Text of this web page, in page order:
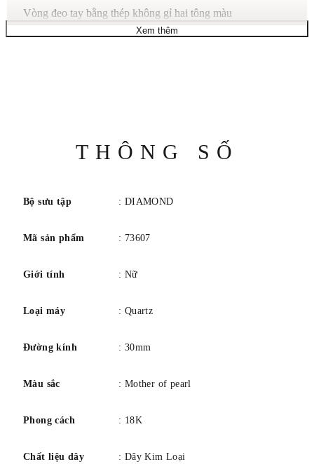
Vòng đeo tay bằng thép không gỉ hai tông màu
Vỏ tròn có viền kim cương, 30 mm
Bảo hành giới hạn ba năm
Xem thêm
THÔNG SỐ
Bộ sưu tập : DIAMOND
Mã sản phẩm : 73607
Giới tính : Nữ
Loại máy : Quartz
Đường kính : 30mm
Màu sắc : Mother of pearl
Phong cách : 18K
Chất liệu dây : Dây Kim Loại